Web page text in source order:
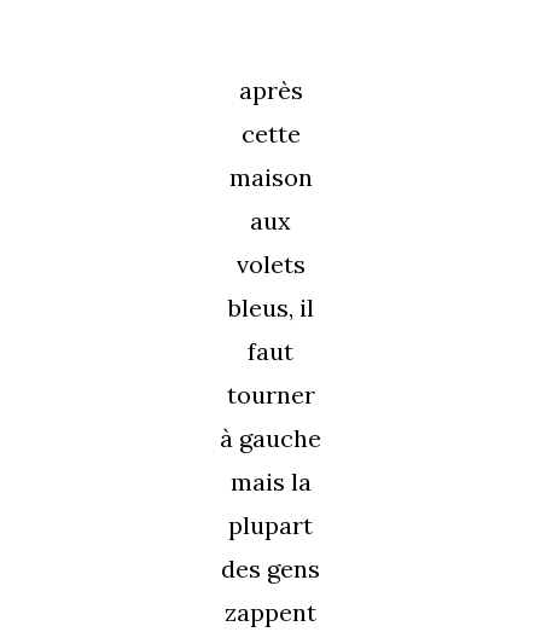
après
cette
maison
aux
volets
bleus, il
faut
tourner
à gauche
mais la
plupart
des gens
zappent